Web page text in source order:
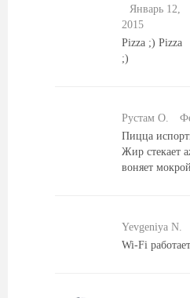
Январь 12,
2015
Pizza ;) Pizza
;)
Рустам О.
Пицца
Жир стекает
воняет
Yevgeniya N.
Wi-Fi